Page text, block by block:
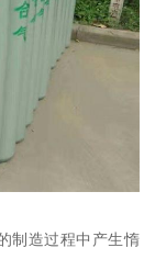
制造过程中产生惰